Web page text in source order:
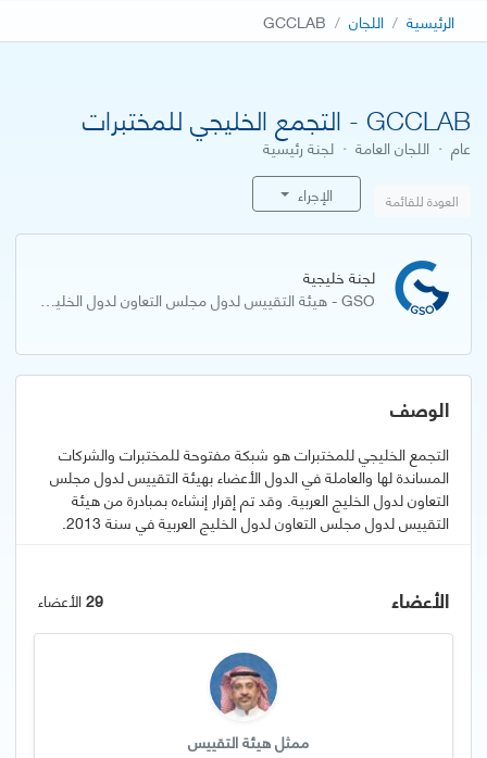
الرئيسية اللجان GCCLAB
GCCLAB - التجمع الخليجي للمختبرات
عام · اللجان العامة · لجنة رئيسية
العودة للقائمة الإجراء
لجنة خليجية
GSO - هيئة التقييس لدول مجلس التعاون لدول الخليج العربية
الوصف
التجمع الخليجي للمختبرات هو شبكة مفتوحة للمختبرات والشركات
المساندة لها والعاملة في الدول الأعضاء بهيئة التقييس لدول مجلس
التعاون لدول الخليج العربية. وقد تم إقرار إنشاءه بمبادرة من هيئة
التقييس لدول مجلس التعاون لدول الخليج العربية في سنة 2013.
الأعضاء 29الأعضاء
ممثل هيئة التقييس